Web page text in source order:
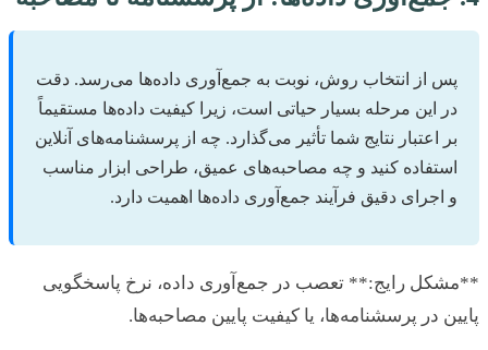
از انتخاب روش، نوبت به جمع‌آوری داده‌ها می‌رسد. دقت
این مرحله بسیار حیاتی است، زیرا کیفیت داده‌ها مستقیماً
اعتبار نتایج شما تأثیر می‌گذارد. چه از پرسشنامه‌های آنلاین
کنید و چه مصاحبه‌های عمیق، طراحی ابزار مناسب
اجرای دقیق فرآیند جمع‌آوری داده‌ها اهمیت دارد.
رایج:** تعصب در جمع‌آوری داده، نرخ پاسخگویی
در پرسشنامه‌ها، یا کیفیت پایین مصاحبه‌ها.